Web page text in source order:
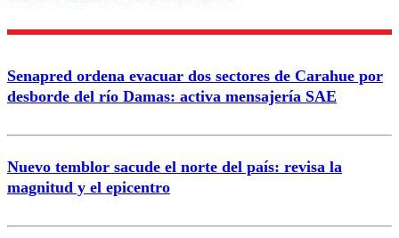
Correo
Senapred ordena evacuar dos sectores de Carahue por
desborde del río Damas: activa mensajería SAE
Nuevo temblor sacude el norte del país: revisa la
magnitud y el epicentro